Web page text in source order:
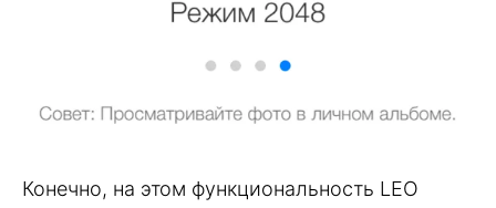
Конечно, на этом функциональность LEO